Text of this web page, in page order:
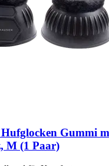
Hufglocken Gummi
M (1 Paar)